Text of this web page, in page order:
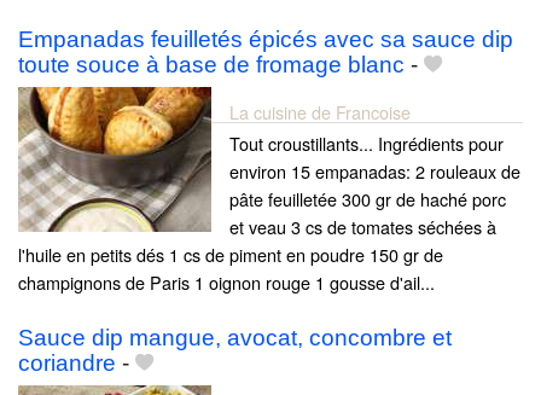
Empanadas feuilletés épicés avec sa sauce dip
toute souce à base de fromage blanc -
La cuisine de Francoise
Tout croustillants... Ingrédients pour
environ 15 empanadas: 2 rouleaux de
pâte feuilletée 300 gr de haché porc
et veau 3 cs de tomates séchées à
l'huile en petits dés 1 cs de piment en poudre 150 gr de
champignons de Paris 1 oignon rouge 1 gousse d'ail...
Sauce dip mangue, avocat, concombre et
coriandre -